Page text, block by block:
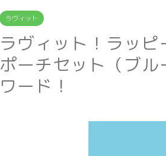
ラヴィット
ラヴィット！ラッ
ポーチセット（ブ
ワード！